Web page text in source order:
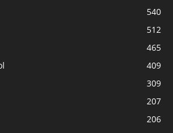
540
512
465
409
309
207
206